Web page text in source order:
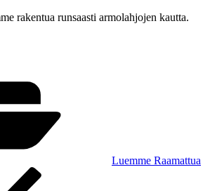
rakentua runsaasti armolahjojen kautta.
Luemme Raamattua